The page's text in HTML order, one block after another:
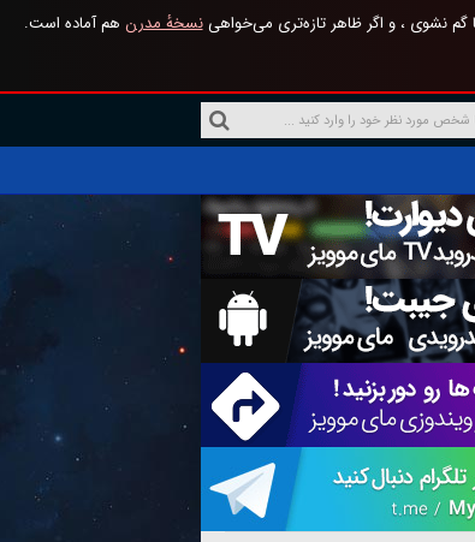
گم نشوی ، و اگر ظاهر تازه‌تری می‌خواهینسخهٔ مدرن هم آماده است.